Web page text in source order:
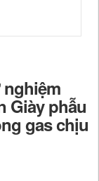
nghiệm
Giày phẫu
gas chịu